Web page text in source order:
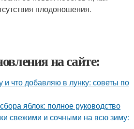
плодоношения.
на сайте:
что добавляю в лунку: советы по
яблок: полное руководство
свежими и сочными на всю зиму: